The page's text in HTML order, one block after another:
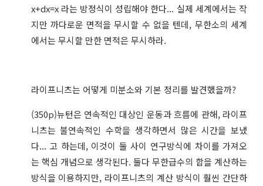
x+dx=x 라는 방정식이 성립해야 한다... 실제 세계에서는 작
지만 까다로운 면적을 무시할 수 없을 텐데, 무한소의 세계
에서는 무시할 만한 면적은 무시하라.
라이프니츠는 어떻게 미분소와 기본 정리를 발견했을까?
(350p)뉴턴은 연속적인 대상인 운동과 흐름에 관해, 라이프
니츠는 불연속적인 수학을 생각하면서 많은 시간을 보냈
다... 고 하는데, 이것이 둘 사이 연구방식에 차이를 가져오
는 핵심 개념으로 생각된다. 둘다 무한급수의 합을 계산하는
방식을 이용하지만, 라이프니츠의 계산 방식이 훨씬 간단하